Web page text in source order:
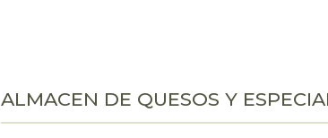
ALMACEN DE QUESOS Y